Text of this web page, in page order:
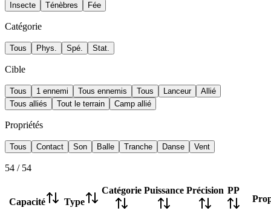
Insecte
Ténèbres Fée
Catégorie
Tous Phys. Spé. Stat.
Cible
Tous 1 ennemi Tous ennemis Tous Lanceur
Allié
Tous alliés
Tout le terrain Camp allié
Propriétés
Tous Contact Son Balle Tranche Danse Vent
54 / 54
Capacité Type
Catégorie Puissance Précision PP